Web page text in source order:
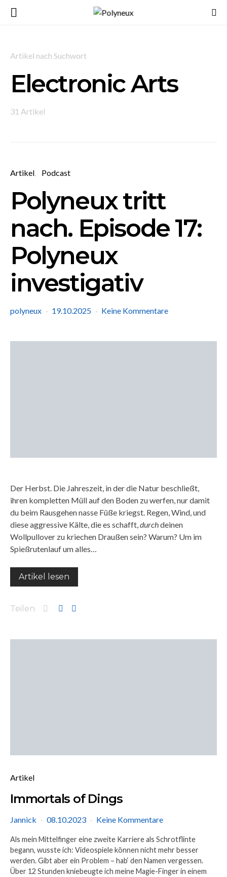
Artikel nach Suchwort
Electronic Arts
31 Artikel
Artikel Podcast
Polyneux tritt
nach. Episode 17:
Polyneux
investigativ
polyneux 19.10.2025 Keine Kommentare
Der Herbst. Die Jahreszeit, in der die Natur beschließt,
ihren kompletten Müll auf den Boden zu werfen, nur damit
du beim Rausgehen nasse Füße kriegst. Regen, Wind, und
diese aggressive Kälte, die es schafft, durchdeinen
Wollpullover zu kriechen Draußen sein? Warum? Um im
Spießrutenlauf um alles…
Artikel lesen
Teilen
Artikel
Immortals of Dings
Jannick 08.10.2023 Keine Kommentare
Als mein Mittelfinger eine zweite Karriere als Schrotflinte
begann, wusste ich: Videospiele können nicht mehr besser
werden. Gibt aber ein Problem – hab‘ den Namen vergessen.
Über 12 Stunden kniebeugte ich meine Magie-Finger in einem